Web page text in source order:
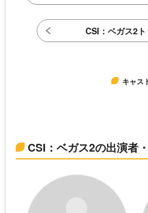
CSI：ベガス2
キャス
CSI：ベガス2の出演者